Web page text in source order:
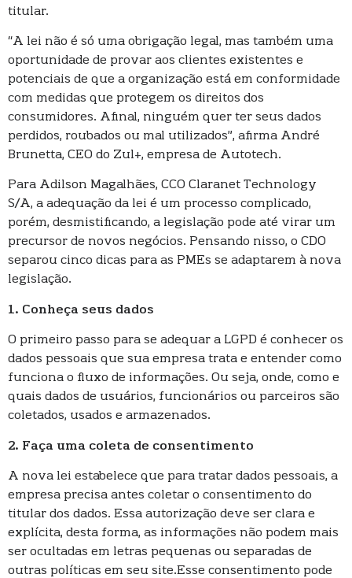
titular.
“A lei não é só uma obrigação legal, mas também uma
oportunidade de provar aos clientes existentes e
potenciais de que a organização está em conformidade
com medidas que protegem os direitos dos
consumidores. Afinal, ninguém quer ter seus dados
perdidos, roubados ou mal utilizados”, afirma André
Brunetta, CEO do Zul+, empresa de Autotech.
Para Adilson Magalhães, CCO Claranet Technology
S/A, a adequação da lei é um processo complicado,
porém, desmistificando, a legislação pode até virar um
precursor de novos negócios. Pensando nisso, o CDO
separou cinco dicas para as PMEs se adaptarem à nova
legislação.
1. Conheça seus dados
O primeiro passo para se adequar a LGPD é conhecer os
dados pessoais que sua empresa trata e entender como
funciona o fluxo de informações. Ou seja, onde, como e
quais dados de usuários, funcionários ou parceiros são
coletados, usados e armazenados.
2. Faça uma coleta de consentimento
A nova lei estabelece que para tratar dados pessoais, a
empresa precisa antes coletar o consentimento do
titular dos dados. Essa autorização deve ser clara e
explícita, desta forma, as informações não podem mais
ser ocultadas em letras pequenas ou separadas de
outras políticas em seu site.Esse consentimento pode